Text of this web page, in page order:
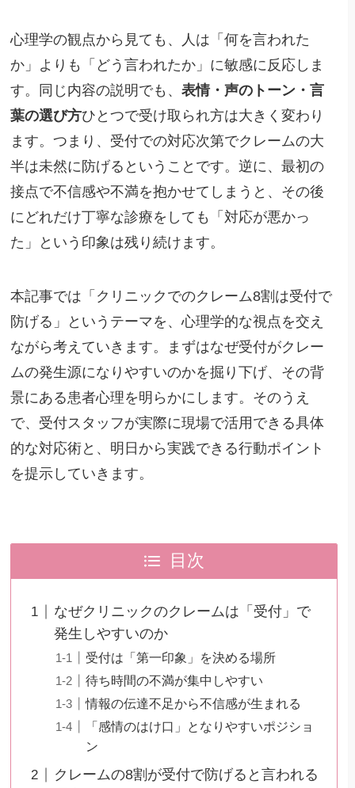
心理学の観点から見ても、人は「何を言われた
か」よりも「どう言われたか」に敏感に反応しま
す。同じ内容の説明でも、表情・声のトーン・言
葉の選び方ひとつで受け取られ方は大きく変わり
ます。つまり、受付での対応次第でクレームの大
半は未然に防げるということです。逆に、最初の
接点で不信感や不満を抱かせてしまうと、その後
にどれだけ丁寧な診療をしても「対応が悪かっ
た」という印象は残り続けます。
本記事では「クリニックでのクレーム8割は受付で
防げる」というテーマを、心理学的な視点を交え
ながら考えていきます。まずはなぜ受付がクレー
ムの発生源になりやすいのかを掘り下げ、その背
景にある患者心理を明らかにします。そのうえ
で、受付スタッフが実際に現場で活用できる具体
的な対応術と、明日から実践できる行動ポイント
を提示していきます。
目次
なぜクリニックのクレームは「受付」で
発生しやすいのか
受付は「第一印象」を決める場所
待ち時間の不満が集中しやすい
情報の伝達不足から不信感が生まれる
「感情のはけ口」となりやすいポジショ
ン
クレームの8割が受付で防げると言われる